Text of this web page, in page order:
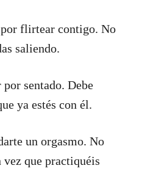
por flirtear contigo. No
saliendo.
sentado. Debe
ya estés con él.
un orgasmo. No
vez que practiquéis